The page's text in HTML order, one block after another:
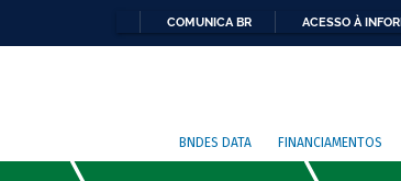
COMUNICA BR ACESSO À
BNDES DATA FINANCIAMENTOS